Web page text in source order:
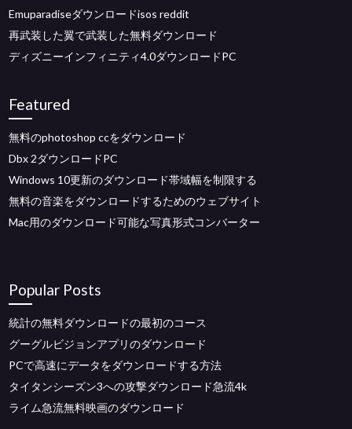
Emuparadiseダウンロードisos reddit
再武装した翼で武装した無料ダウンロード
ディズニーインフィニティ4.0ダウンロードPC
Featured
無料のphotoshop ccをダウンロード
Dbx 2ダウンロードPC
Windows 10更新のダウンロード帯域幅を制限する
無料の音楽をダウンロードするためのウェブサイト
Mac用のダウンロード可能な写真形式コンバーター
Popular Posts
統計の無料ダウンロードの最初のコース
グーグルビジョンアプリのダウンロード
PCで高速にデータをダウンロードする方法
タイタンシーズン3への攻撃ダウンロード急流4k
ライム急流無料映画のダウンロード